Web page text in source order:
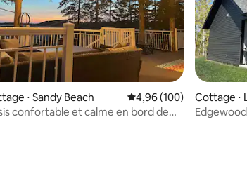
sur la base de 227 commentaires : 4,83 sur 5
⋅ Sandy Beach Évaluation moyenne sur
4,96 (100)
confortable et calme en bord de
Cottage ⋅